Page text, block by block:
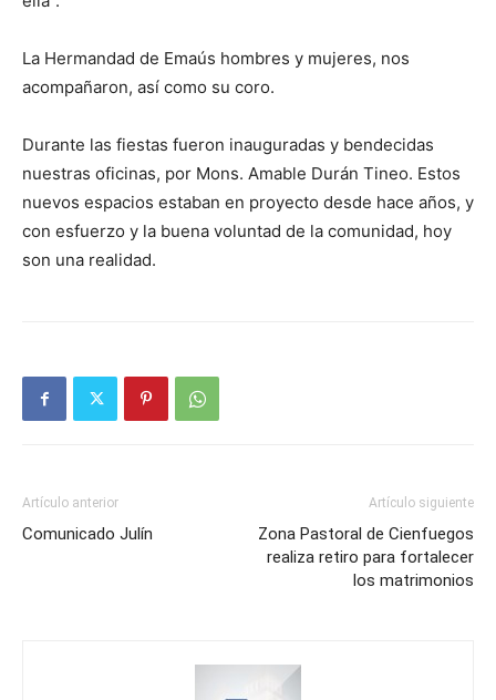
La Hermandad de Emaús hombres y mujeres, nos
acompañaron, así como su coro.
Durante las fiestas fueron inauguradas y bendecidas
nuestras oficinas, por Mons. Amable Durán Tineo. Estos
nuevos espacios estaban en proyecto desde hace años, y
con esfuerzo y la buena voluntad de la comunidad, hoy
son una realidad.
Artículo anterior
Comunicado Julín
Artículo siguiente
Zona Pastoral de Cienfuegos
realiza retiro para fortalecer
los matrimonios